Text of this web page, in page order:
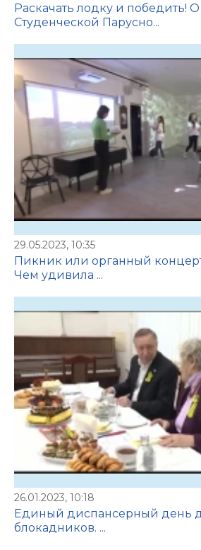
Раскачать лодку и победить!
Студенческой Парусно...
29.05.2023, 10:35
Пикник или органный
Чем удивила ...
26.01.2023, 10:18
Единый диспансерный день
блокадников. ...